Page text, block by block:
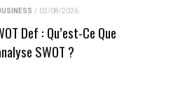
/ 02/08/2026
Def : Qu’est-Ce Que
SWOT ?